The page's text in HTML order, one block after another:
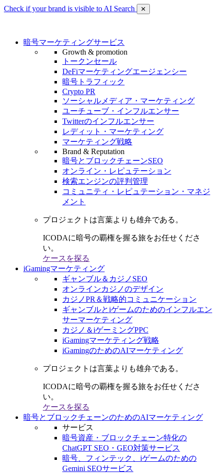
Check if your brand is visible to AI Search ✕
暗号マーケティングサービス
Growth & promotion
トークンセール
DeFiマーケティングエージェンシー
暗号トラフィック
Crypto PR
ソーシャルメディア・マーケティング
ユーチューブ・インフルエンサー
Twitterのインフルエンサー
レディット・マーケティング
マーケティング戦略
Brand & Reputation
暗号とブロックチェーンSEO
オンライン・レピュテーション
検索エンジンの評判管理
コミュニティ・レピュテーション・マネジ
メント
プロジェクトは言葉よりも雄弁である。
ICODAに暗号の覇権を握る旅をお任せくださ
い。
ケースを探る
iGamingマーケティング
ギャンブル＆カジノSEO
オンラインカジノのデザイン
カジノPR＆戦略的コミュニケーション
ギャンブルとiゲームのためのインフルエン
サーマーケティング
カジノ＆iゲーミングPPC
iGamingマーケティング戦略
iGamingのためのAIマーケティング
プロジェクトは言葉よりも雄弁である。
ICODAに暗号の覇権を握る旅をお任せくださ
い。
ケースを探る
暗号とブロックチェーンのためのAIマーケティング
サービス
暗号資産・ブロックチェーン特化の
ChatGPT SEO・GEO対策サービス
暗号、フィンテック、iゲームのための
Gemini SEOサービス